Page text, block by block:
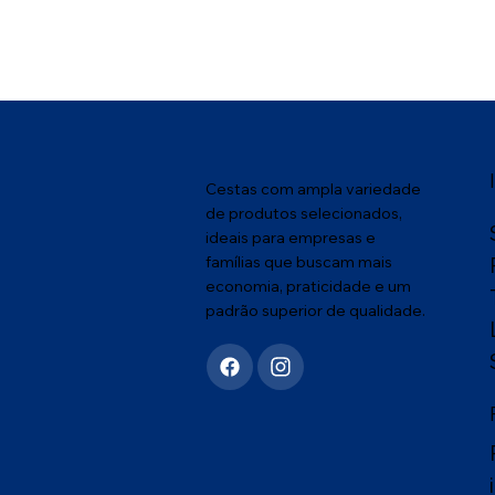
Cestas com ampla variedade
de produtos selecionados,
ideais para empresas e
famílias que buscam mais
economia, praticidade e um
padrão superior de qualidade.